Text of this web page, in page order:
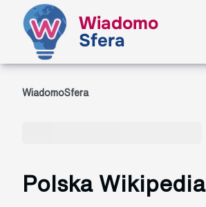
Wiadomo
Sfera
WiadomoSfera
Polska Wikipedia